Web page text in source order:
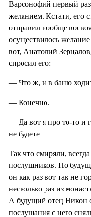
Варсонофий первый
желанием. Кстати, его
отправил вообще
осуществилось
вот, Анатолий
спросил его:
— Что ж, и в баню
— Конечно.
— Да вот я про то-то и
не будете.
Так что смиряли,
послушников. Но
он как раз вот так не
несколько раз из
А будущий отец Никон
послушания с него